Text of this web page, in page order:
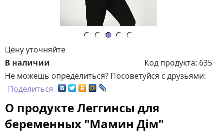
Цену уточняйте
В наличии
Код продукта: 635
Не можешь определиться? Посоветуйся с друзьями:
Поделиться
О продукте Леггинсы для
беременных "Мамин Дім"